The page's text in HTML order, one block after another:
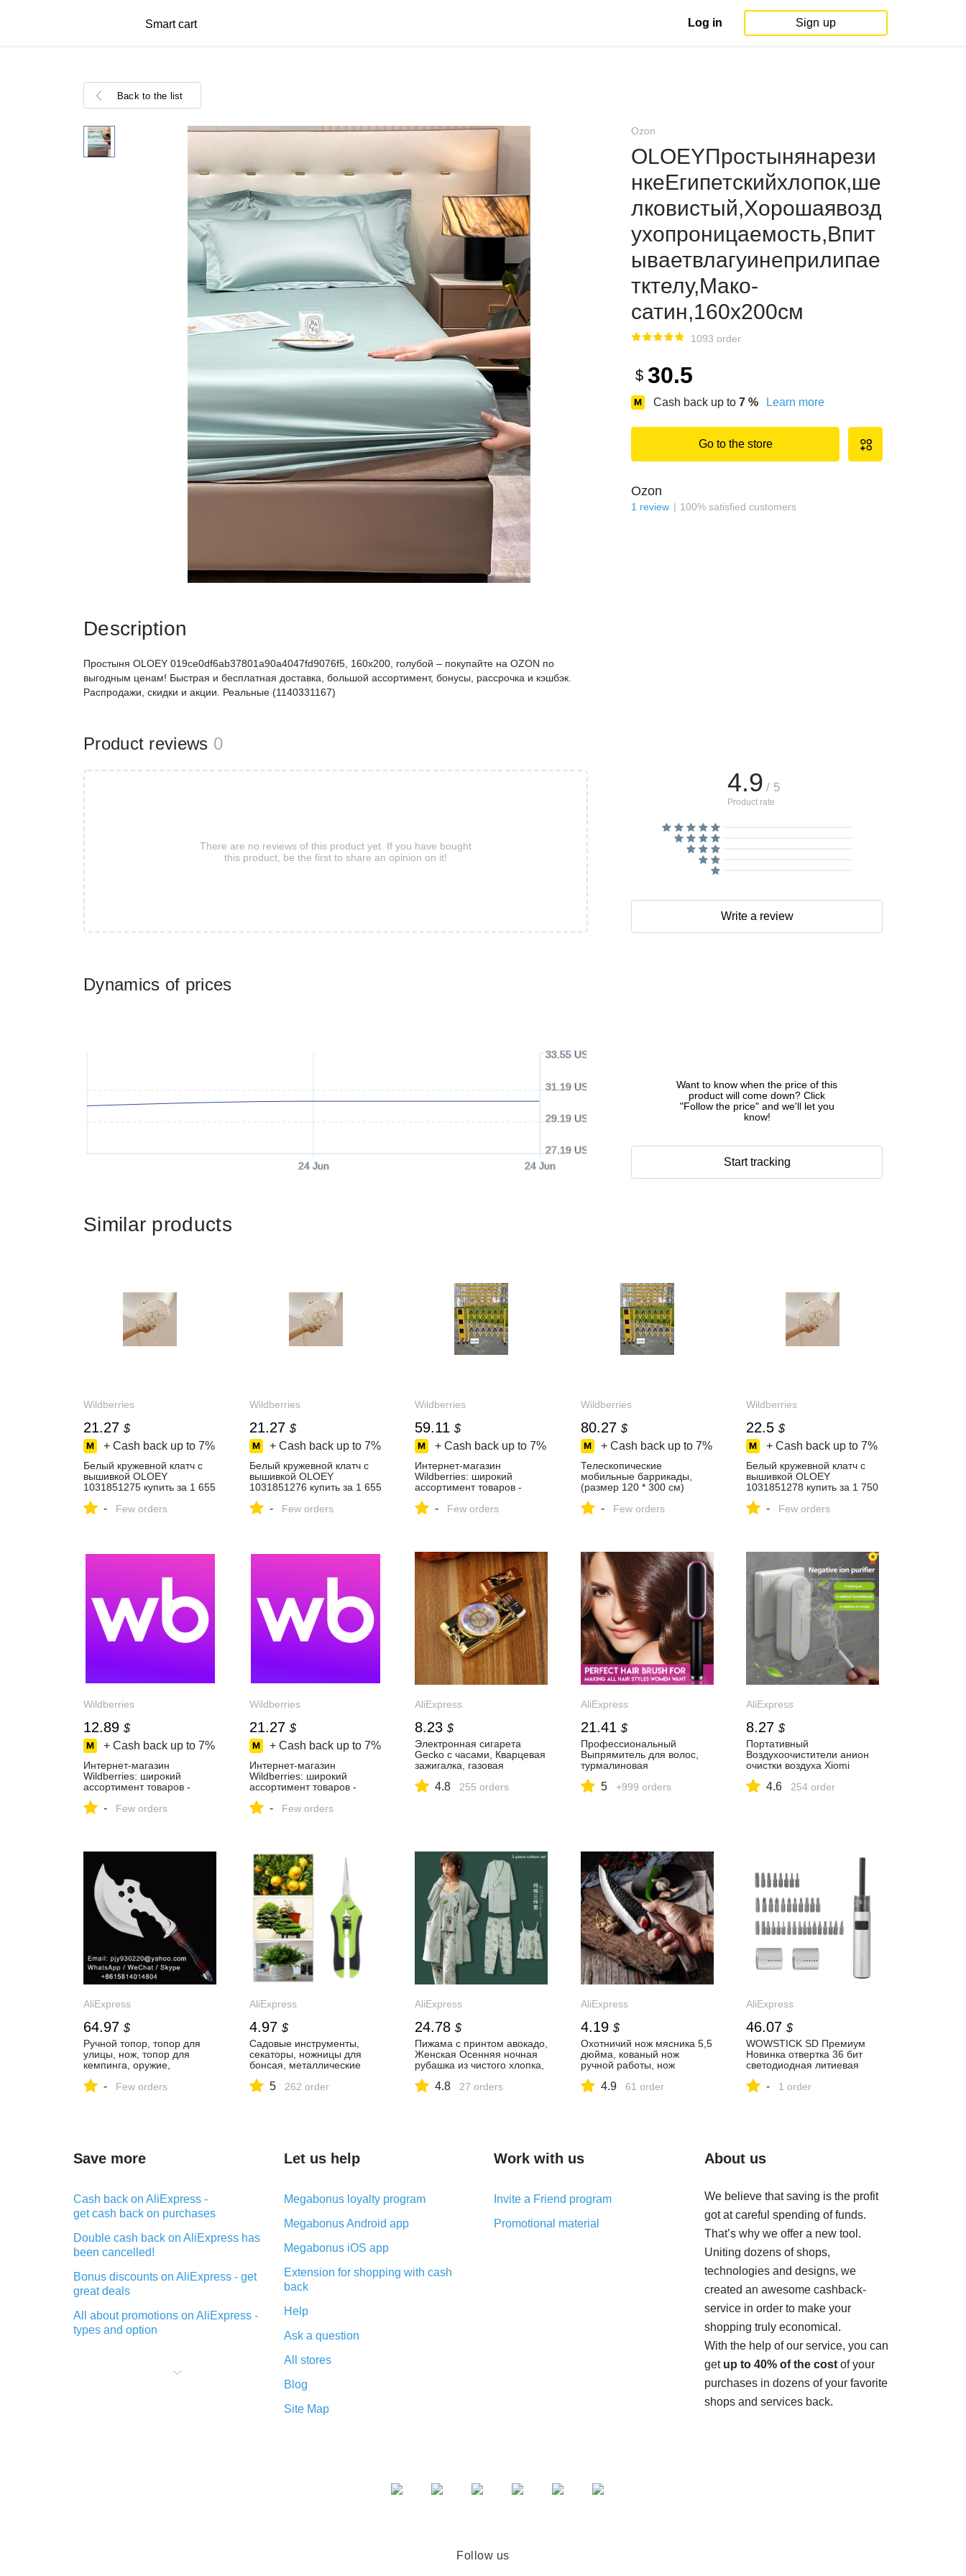
Smart cart Log in Sign up
Back to the list
Ozon
OLOEYПростынянарези
нкеЕгипетскийхлопок,ше
лковистый,Хорошаявозд
ухопроницаемость,Впит
ываетвлагуинеприлипае
тктелу,Мако-
сатин,160x200см
1093 order
$ 30.5
Cash back up to 7 % Learn more
Go to the store
Ozon
1 review 100% satisfied customers
Dynamics of prices
24 Jun 24 Jun
27.19 USD
29.19 USD
31.19 USD
33.55 USD
Want to know when the price of this
product will come down? Click
"Follow the price" and we'll let you
know!
Start tracking
Description
Простыня OLOEY 019ce0df6ab37801a90a4047fd9076f5, 160x200, голубой – покупайте на OZON по
выгодным ценам! Быстрая и бесплатная доставка, большой ассортимент, бонусы, рассрочка и кэшбэк.
Распродажи, скидки и акции. Реальные (1140331167)
Product reviews 0
There are no reviews of this product yet. If you have bought
this product, be the first to share an opinion on it!
4.9 / 5
Product rate
Write a review
Similar products
Wildberries
21.27 $
+ Cash back up to 7%
Белый кружевной клатч с
вышивкой OLOEY
1031851275 купить за 1 655
Wildberries
- Few orders
Wildberries
21.27 $
+ Cash back up to 7%
Белый кружевной клатч с
вышивкой OLOEY
1031851276 купить за 1 655
Wildberries
- Few orders
Wildberries
59.11 $
+ Cash back up to 7%
Интернет‑магазин
Wildberries: широкий
ассортимент товаров -
- Few orders
Wildberries
80.27 $
+ Cash back up to 7%
Телескопические
мобильные баррикады,
(размер 120 * 300 см)
за 4 365 ₽ в
- Few orders
Wildberries
22.5 $
+ Cash back up to 7%
Белый кружевной клатч с
вышивкой OLOEY
1031851278 купить за 1 750
Wildberries
- Few orders
Wildberries
12.89 $
+ Cash back up to 7%
Интернет‑магазин
Wildberries: широкий
ассортимент товаров -
- Few orders
Wildberries
21.27 $
+ Cash back up to 7%
Интернет‑магазин
Wildberries: широкий
ассортимент товаров -
- Few orders
AliExpress
8.23 $
Электронная сигарета
Gecko с часами, Кварцевая
зажигалка, газовая
струйная зажигалка,
4.8 255 orders
AliExpress
21.41 $
Профессиональный
Выпрямитель для волос,
турмалиновая
завивки волос, расческа
5 +999 orders
AliExpress
8.27 $
Портативный
Воздухоочистители анион
очистки воздуха Xiomi
ионизатор очиститель пыли
4.6 254 order
AliExpress
64.97 $
Ручной топор, топор для
улицы, нож, топор для
кемпинга, оружие,
полевой инструмент|Топор|
- Few orders
AliExpress
4.97 $
Садовые инструменты,
секаторы, ножницы для
бонсая, металлические
инструмент для обрезки,
АлиЭкспресс
5 262 order
AliExpress
24.78 $
Пижама с принтом авокадо,
Женская Осенняя ночная
рубашка из чистого хлопка,
домашний костюм тройка
4.8 27 orders
AliExpress
4.19 $
Охотничий нож мясника 5,5
дюйма, кованый нож
ручной работы, нож
кухонный нож из
4.9 61 order
AliExpress
46.07 $
WOWSTICK SD Премиум
Новинка отвертка 36 бит
светодиодная литиевая
Магнитная всасывающая с
- 1 order
Save more
Cash back on AliExpress -
get cash back on purchases
Double cash back on AliExpress has
been cancelled!
Bonus discounts on AliExpress - get
great deals
All about promotions on AliExpress -
types and option
purchases on AliExpress - short and
Let us help
Megabonus loyalty program
Megabonus Android app
Megabonus iOS app
Extension for shopping with cash
back
Help
Ask a question
All stores
Blog
Site Map
Work with us
Invite a Friend program
Promotional material
About us
We believe that saving is the profit
got at careful spending of funds.
That’s why we offer a new tool.
Uniting dozens of shops,
technologies and designs, we
created an awesome cashback-
service in order to make your
shopping truly economical.
With the help of our service, you can
get up to 40% of the costof your
purchases in dozens of your favorite
shops and services back.
Follow us